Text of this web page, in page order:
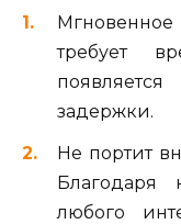
требует
задержки.
Не портит
Благодаря
любого